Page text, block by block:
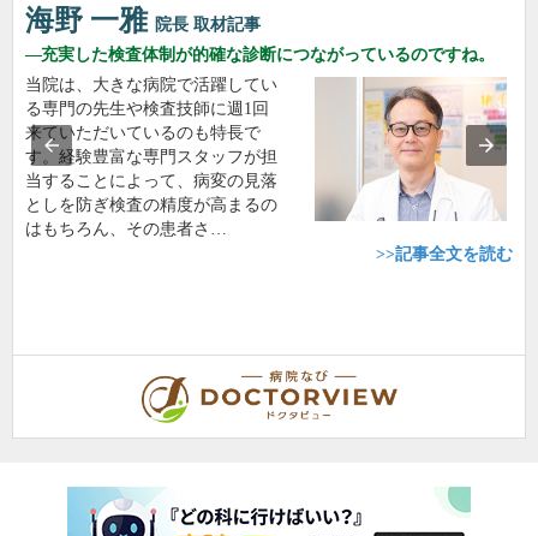
海野 一雅 院長 取材記事
充実した検査体制が的確な診断につながっているのですね。
当院は、大きな病院で活躍してい
る専門の先生や検査技師に週1回
来ていただいているのも特長で
す。経験豊富な専門スタッフが担
当することによって、病変の見落
としを防ぎ検査の精度が高まるの
はもちろん、その患者さ…
>>記事全文を読む